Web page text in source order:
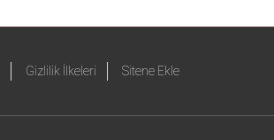
Gizlilik İlkeleri Sitene Ekle